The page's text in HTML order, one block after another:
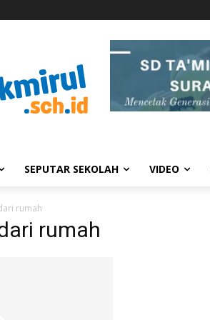
SEPUTAR SEKOLAH VIDEO
rumah
rumah